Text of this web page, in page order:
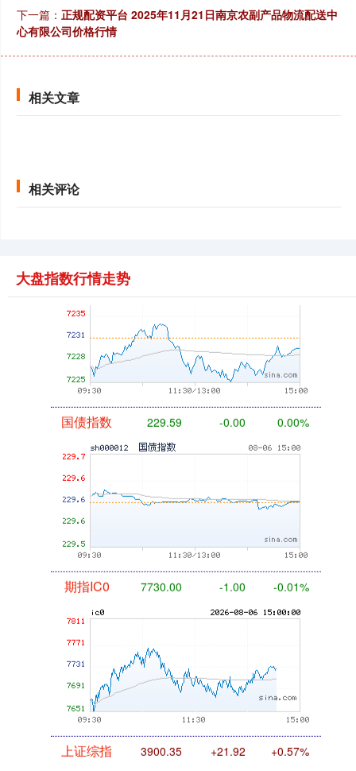
下一篇： 正规配资平台 2025年11月21日南京农副产品物流配送中
心有限公司价格行情
相关文章
相关评论
大盘指数行情走势
创业板指
基金指数
国债指数 229.59 -0.00 0.00%
期指IC0 7730.00 -1.00 -0.01%
上证综指 3900.35 +21.92 +0.57%